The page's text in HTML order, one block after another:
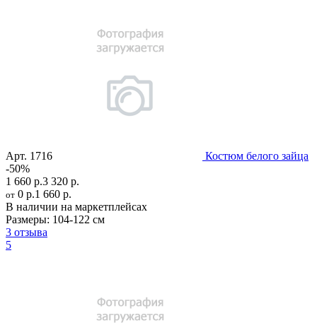
Арт. 1716
Костюм белого зайца
-50%
1 660 р.3 320 р.
от 0 р.1 660 р.
В наличии на маркетплейсах
Размеры: 104-122 см
3 отзыва
5